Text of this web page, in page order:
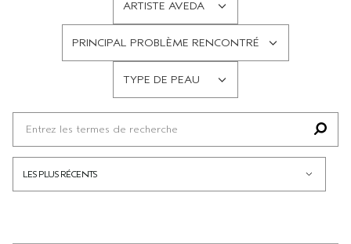
ARTISTE AVEDA
PRINCIPAL PROBLÈME RENCONTRÉ
TYPE DE PEAU